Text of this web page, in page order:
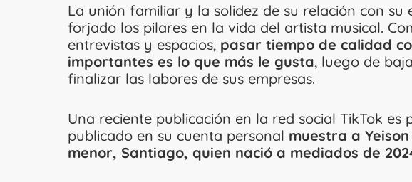
La unión familiar y la solidez de su relación con su
forjado los pilares en la vida del artista musical.
entrevistas y espacios, pasar tiempo de calidad
importantes es lo que más le gusta, luego de
finalizar las labores de sus empresas.
Una reciente publicación en la red social TikTok es
publicado en su cuenta personal muestra a
menor, Santiago, quien nació a mediados de